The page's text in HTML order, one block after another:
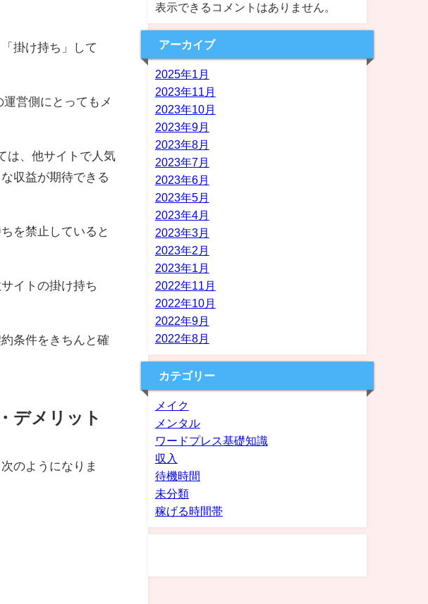
掛け持ち」して
営側にとってもメ
は、他サイトで人気
収益が期待できる
を禁止していると
イトの掛け持ち
条件をきちんと確
デメリット
のようになりま
表示できるコメントはありません。
アーカイブ
2025年1月
2023年11月
2023年10月
2023年9月
2023年8月
2023年7月
2023年6月
2023年5月
2023年4月
2023年3月
2023年2月
2023年1月
2022年11月
2022年10月
2022年9月
2022年8月
カテゴリー
メイク
メンタル
ワードプレス基礎知識
収入
待機時間
未分類
稼げる時間帯